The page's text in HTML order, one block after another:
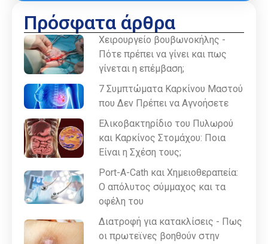
Πρόσφατα άρθρα
Χειρουργείο βουβωνοκήλης -
Πότε πρέπει να γίνει και πως
γίνεται η επέμβαση;
7 Συμπτώματα Καρκίνου Μαστού
που Δεν Πρέπει να Αγνοήσετε
Ελικοβακτηρίδιο του Πυλωρού
και Καρκίνος Στομάχου: Ποια
Είναι η Σχέση τους;
Port-A-Cath και Χημειοθεραπεία:
Ο απόλυτος σύμμαχος και τα
οφέλη του
Διατροφή για κατακλίσεις - Πως
οι πρωτεϊνες βοηθούν στην